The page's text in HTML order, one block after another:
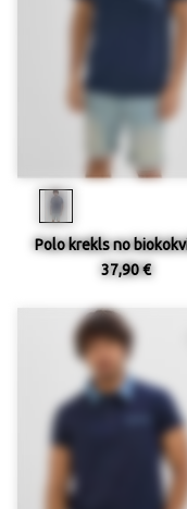
Polo krekls no
37,90 €